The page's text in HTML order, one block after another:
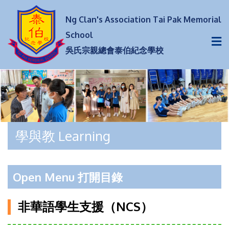
Ng Clan's Association Tai Pak Memorial
School
吳氏宗親總會泰伯紀念學校
學與教 Learning
Open Menu 打開目錄
非華語學生支援（NCS）